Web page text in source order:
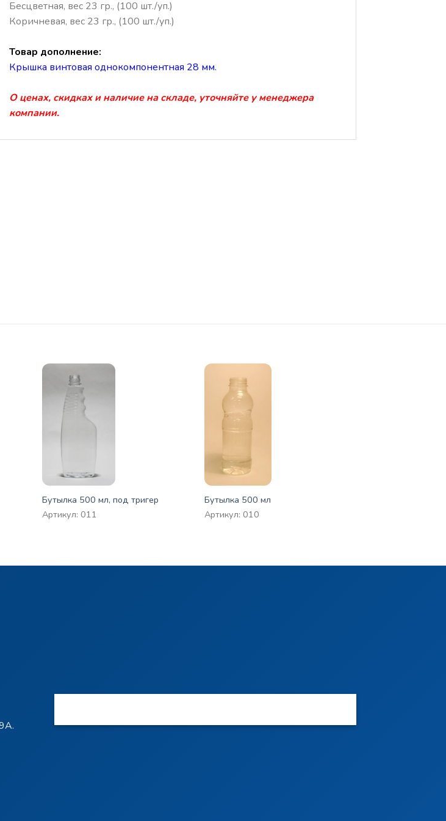
Бесцветная, вес 23 гр., (100 шт./уп.)
Коричневая, вес 23 гр., (100 шт./уп.)
Товар дополнение:
Крышка винтовая однокомпонентная 28 мм.
О ценах, скидках и наличие на складе, уточняйте у менеджера
компании.
Бутылка 500 мл, под тригер
Артикул: 011
Бутылка 500 мл
Артикул: 010